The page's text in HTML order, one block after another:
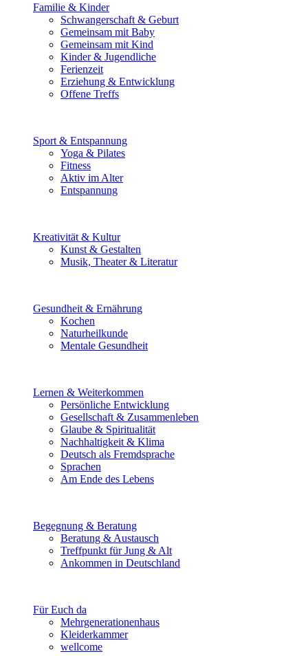
Familie & Kinder
Schwangerschaft & Geburt
Gemeinsam mit Baby
Gemeinsam mit Kind
Kinder & Jugendliche
Ferienzeit
Erziehung & Entwicklung
Offene Treffs
Sport & Entspannung
Yoga & Pilates
Fitness
Aktiv im Alter
Entspannung
Kreativität & Kultur
Kunst & Gestalten
Musik, Theater & Literatur
Gesundheit & Ernährung
Kochen
Naturheilkunde
Mentale Gesundheit
Lernen & Weiterkommen
Persönliche Entwicklung
Gesellschaft & Zusammenleben
Glaube & Spiritualität
Nachhaltigkeit & Klima
Deutsch als Fremdsprache
Sprachen
Am Ende des Lebens
Begegnung & Beratung
Beratung & Austausch
Treffpunkt für Jung & Alt
Ankommen in Deutschland
Für Euch da
Mehrgenerationenhaus
Kleiderkammer
wellcome